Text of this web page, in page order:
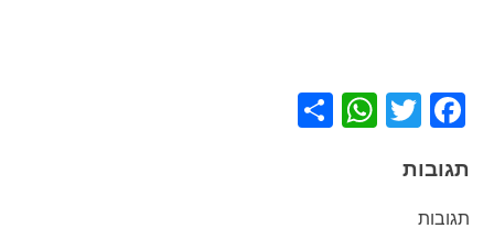
Facebook
Twitter
WhatsApp
תגובות
תגובות